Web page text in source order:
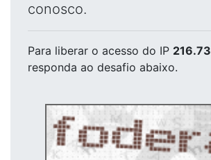
conosco.
Para liberar o acesso do IP
responda ao desafio abaixo.